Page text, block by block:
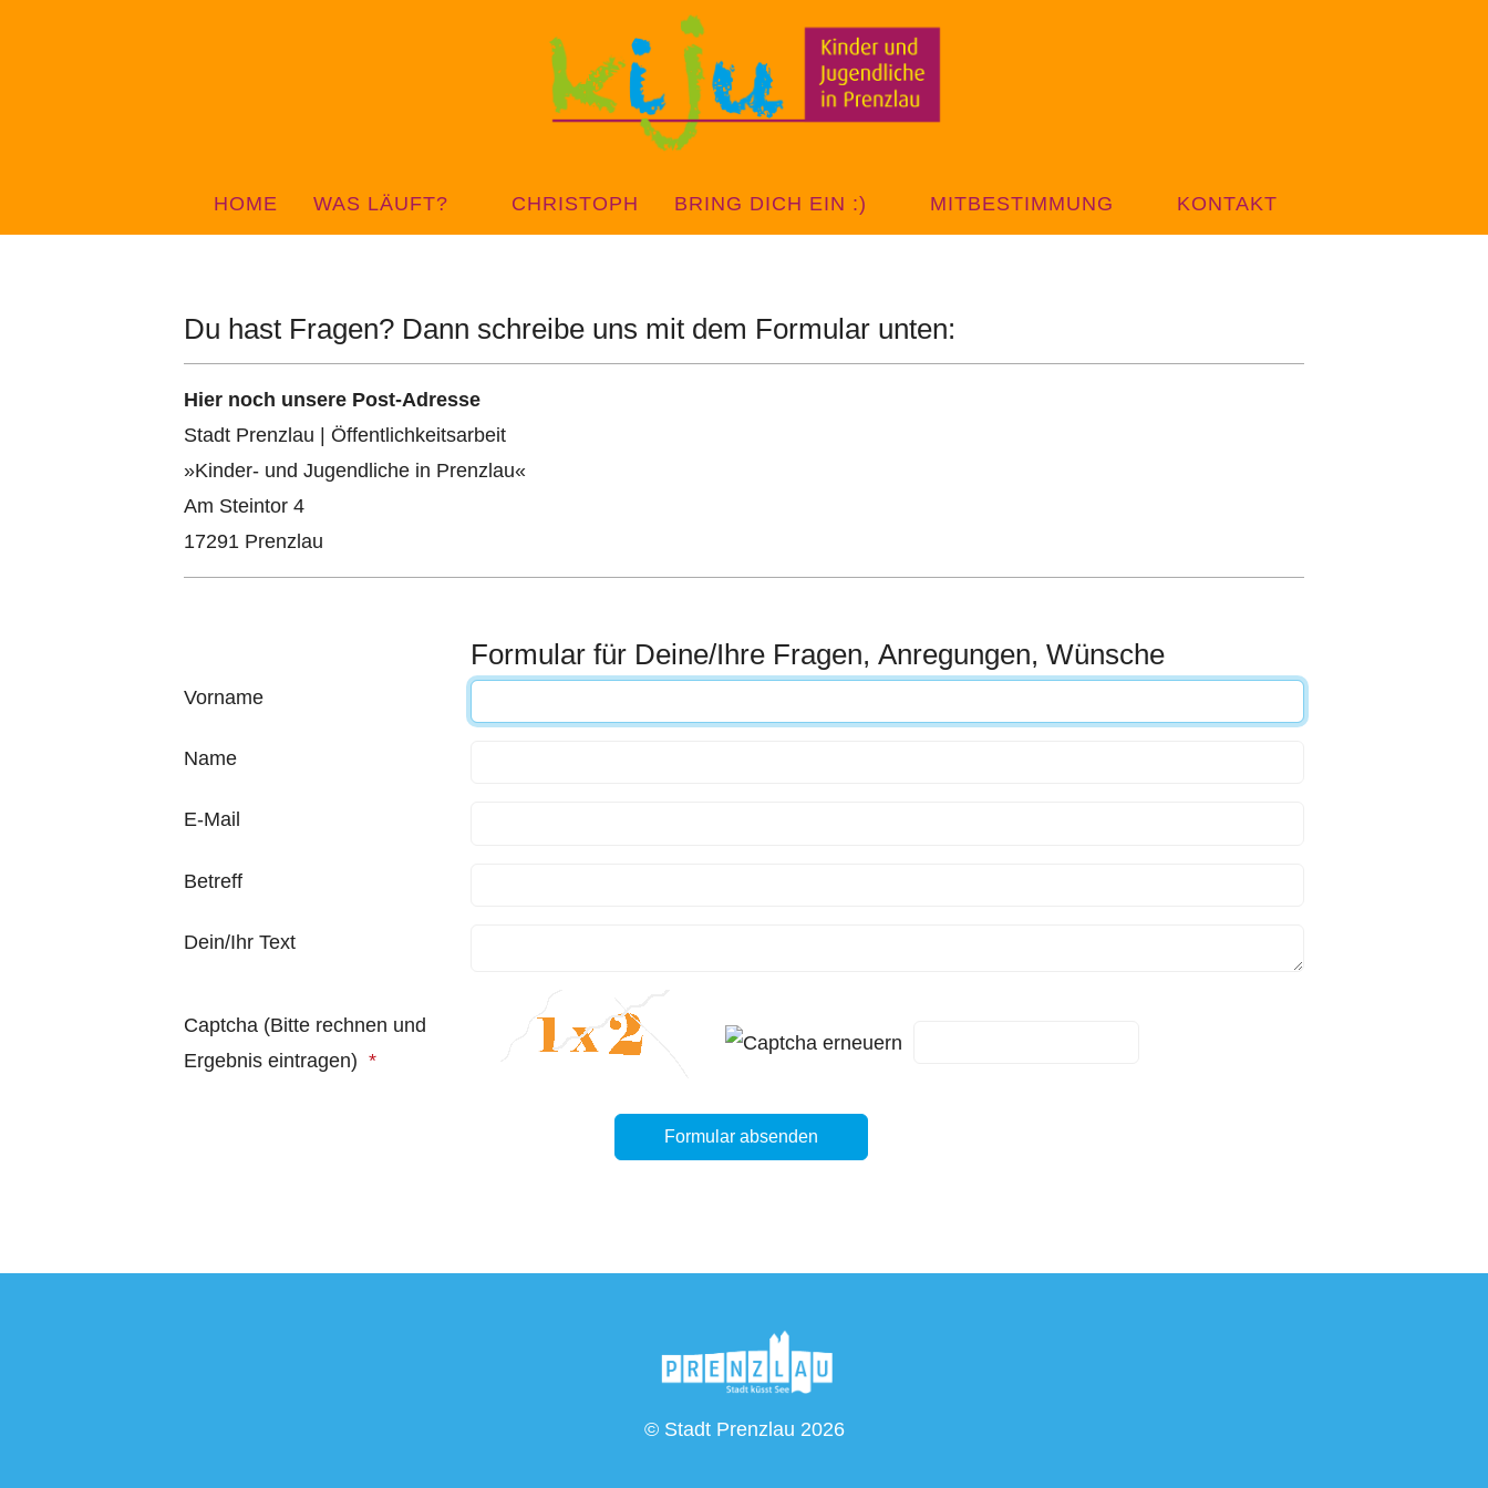
HOME WAS LÄUFT? CHRISTOPH BRING DICH EIN :) MITBESTIMMUNG KONTAKT
Du hast Fragen? Dann schreibe uns mit dem Formular unten:
Hier noch unsere Post-Adresse
Stadt Prenzlau | Öffentlichkeitsarbeit
»Kinder- und Jugendliche in Prenzlau«
Am Steintor 4
17291 Prenzlau
Formular für Deine/Ihre Fragen, Anregungen, Wünsche
Vorname
Name
E-Mail
Betreff
Dein/Ihr Text
Captcha (Bitte rechnen und
Ergebnis eintragen)
© Stadt Prenzlau 2026